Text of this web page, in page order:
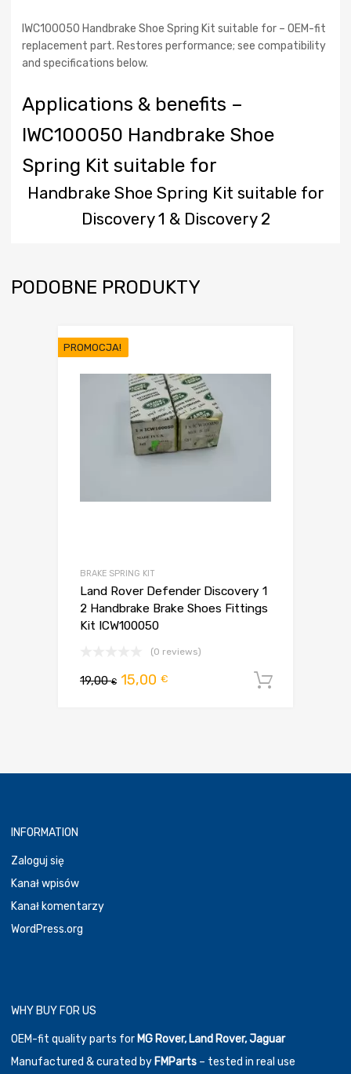
IWC100050 Handbrake Shoe Spring Kit suitable for – OEM-fit
replacement part. Restores performance; see compatibility
and specifications below.
Applications & benefits –
IWC100050 Handbrake Shoe
Spring Kit suitable for
Handbrake Shoe Spring Kit suitable for
Discovery 1 & Discovery 2
PODOBNE PRODUKTY
PROMOCJA!
BRAKE SPRING KIT
Land Rover Defender Discovery 1
2 Handbrake Brake Shoes Fittings
Kit ICW100050
(0 reviews)
19,00€ Pierwotna
15,00 €
INFORMATION
Zaloguj się
Kanał wpisów
Kanał komentarzy
WordPress.org
WHY BUY FOR US
OEM-fit quality parts for MG Rover, Land Rover, Jaguar
Manufactured & curated by FMParts – tested in real use